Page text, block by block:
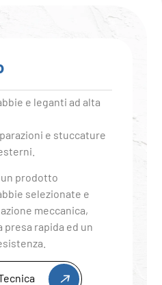
e leganti ad alta
e stuccature
prodotto
selezionate e
meccanica,
presa rapida ed un